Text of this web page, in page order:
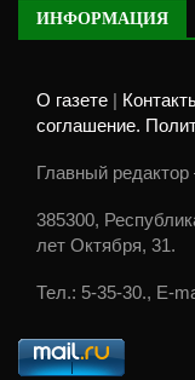
ИНФОРМАЦИЯ
О газете
соглашение.
Главный
385300,
лет Октября, 31.
Тел.: 5-35-30., E-